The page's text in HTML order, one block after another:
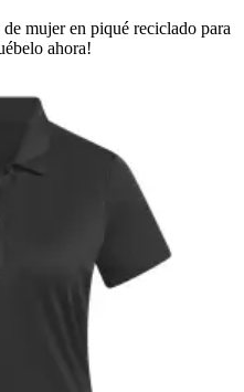
mujer en piqué reciclado para
ahora!